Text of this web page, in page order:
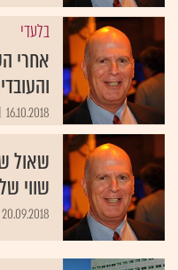
בלעדי
16.10.2018
שווי של כ-600
20.09.2018